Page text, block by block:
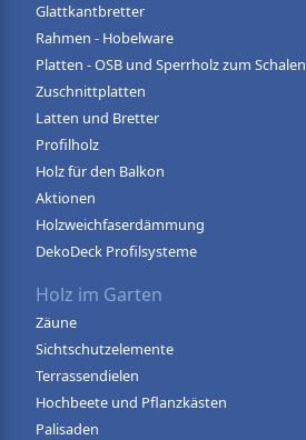
Glattkantbretter
Rahmen - Hobelware
Platten - OSB und Sperrholz zum Schalen
Zuschnittplatten
Latten und Bretter
Profilholz
Holz für den Balkon
Aktionen
Holzweichfaserdämmung
DekoDeck Profilsysteme
Holz im Garten
Zäune
Sichtschutzelemente
Terrassendielen
Hochbeete und Pflanzkästen
Palisaden